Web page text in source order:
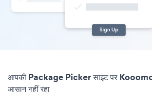
आपकी Package Picker साइट पर Kooomo
आसान नहीं रहा